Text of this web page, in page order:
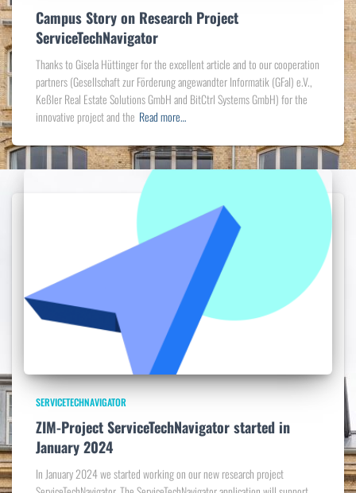
Campus Story on Research Project
ServiceTechNavigator
Thanks to Gisela Hüttinger for the excellent article and to our cooperation
partners (Gesellschaft zur Förderung angewandter Informatik (GFaI) e.V.,
Keßler Real Estate Solutions GmbH and BitCtrl Systems GmbH) for the
innovative project and the Read more…
SERVICETECHNAVIGATOR
ZIM-Project ServiceTechNavigator started in
January 2024
In January 2024 we started working on our new research project